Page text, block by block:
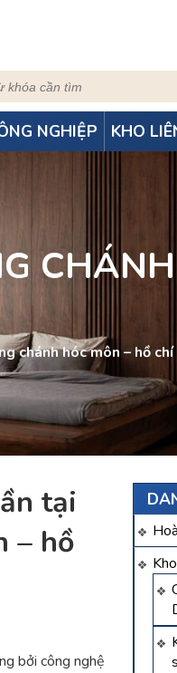
NGHIỆP KHO
chánh hóc môn – hồ chí
tại
– hồ
bởi công nghệ